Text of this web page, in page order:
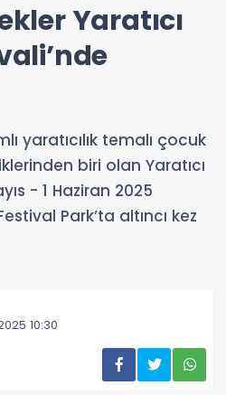
Yaratıcı
yaratıcılık temalı çocuk
biri olan Yaratıcı
- 1 Haziran 2025
Park’ta altıncı kez
10:30